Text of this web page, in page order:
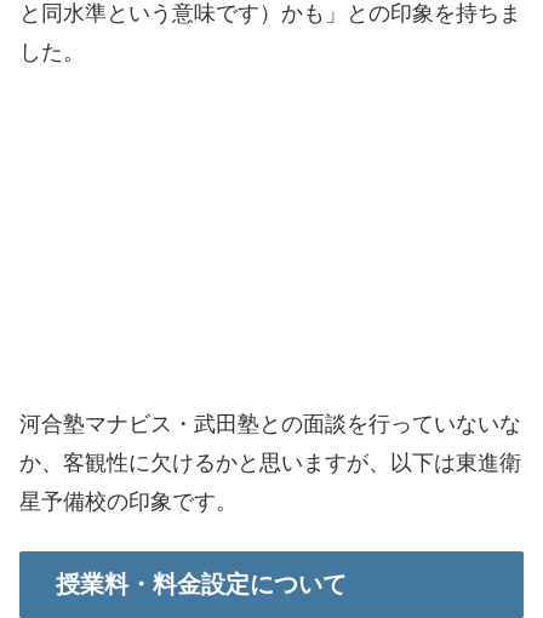
と同水準という意味です）かも」との印象を持ちま
した。
河合塾マナビス・武田塾との面談を行っていないな
か、客観性に欠けるかと思いますが、以下は東進衛
星予備校の印象です。
授業料・料金設定について